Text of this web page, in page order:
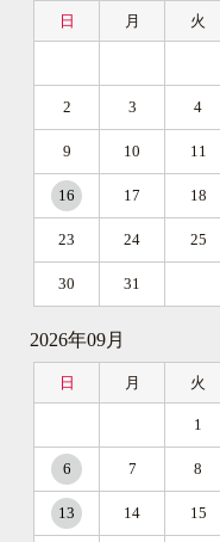
日 月 火
2 3 4
9 10 11
16 17 18
23 24 25
30 31
2026年09月
日 月 火
1
6 7 8
13 14 15